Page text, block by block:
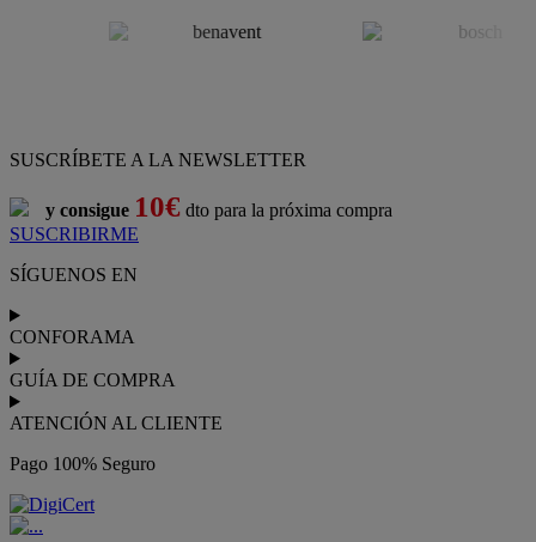
SUSCRÍBETE A LA NEWSLETTER
y consigue 10€ dto para la próxima compra
SUSCRIBIRME
SÍGUENOS EN
CONFORAMA
GUÍA DE COMPRA
ATENCIÓN AL CLIENTE
Pago 100% Seguro